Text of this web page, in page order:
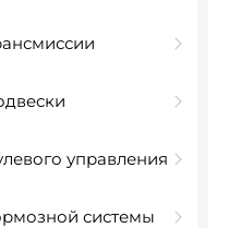
управления
системы